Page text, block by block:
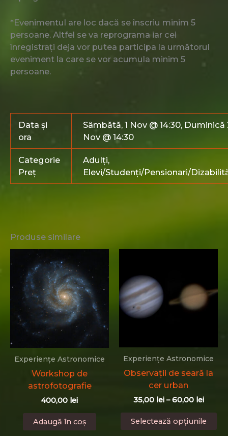
*Evenimentul are loc dacă se înscriu minim 5
persoane. Altfel se va reprograma iar cei
înregistrați deja vor putea participa la următorul
eveniment la care se vor acumula minim 5
persoane.
Data și
ora
Sâmbătă, 1 Nov @ 14:30, Duminică
Nov @ 14:30
Categorie
Preț
Adulți,
Elevi/Studenți/Pensionari/
Produse similare
Experiențe Astronomice
Workshop de
astrofotografie
400,00 lei
Adaugă în coș
Experiențe Astronomice
Observații de seară la
cer urban
35,00 lei – 60,00 lei
35,00
Selectează opțiunile